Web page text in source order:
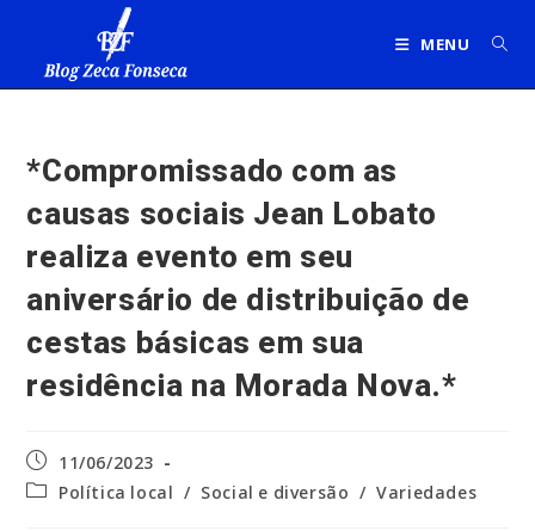
MENU
*Compromissado com as
causas sociais Jean Lobato
realiza evento em seu
aniversário de distribuição de
cestas básicas em sua
residência na Morada Nova.*
Post
publicado:
11/06/2023
Categoria
Política local / Social e diversão / Variedades